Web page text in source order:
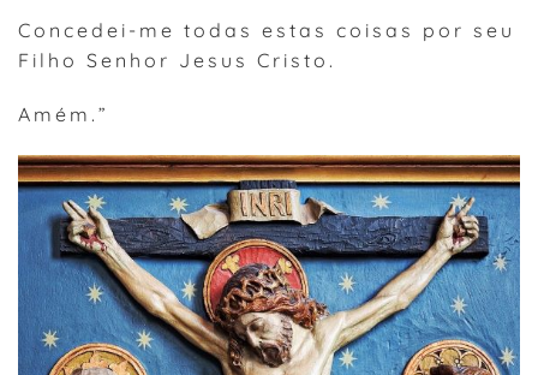
Concedei-me todas estas coisas por seu
Filho Senhor Jesus Cristo.
Amém.”